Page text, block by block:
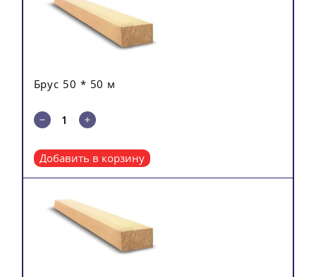
Брус 50 * 50 м
Добавить в корзину